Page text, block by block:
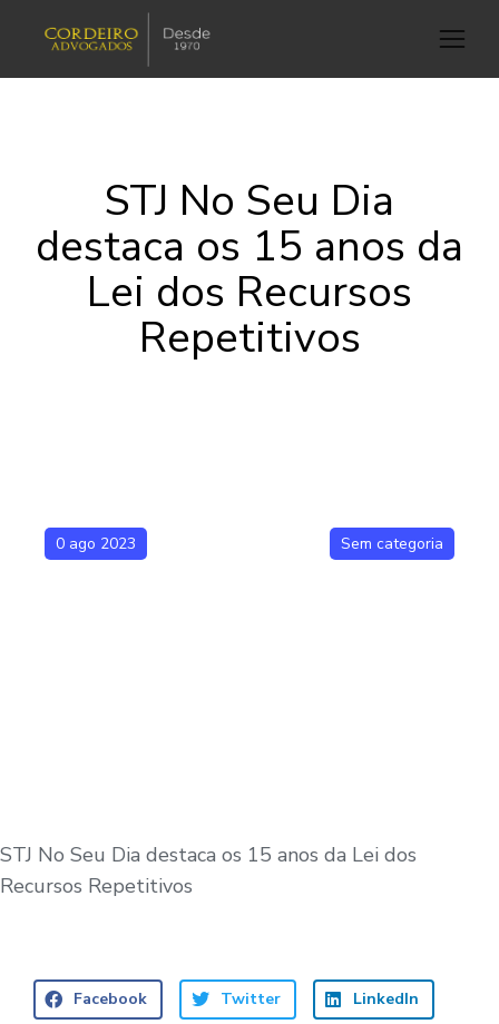
STJ No Seu Dia
destaca os 15 anos da
Lei dos Recursos
Repetitivos
0 ago 2023 Sem categoria
STJ No Seu Dia destaca os 15 anos da Lei dos
Recursos Repetitivos
Facebook Twitter LinkedIn